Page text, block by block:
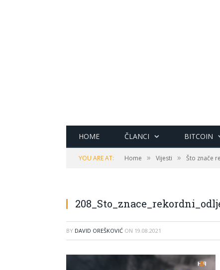
HOME ČLANCI BITCOIN
YOU ARE AT: Home » Vijesti » Što znače
BY DAVID OREŠKOVIĆ ON 19.08.2021